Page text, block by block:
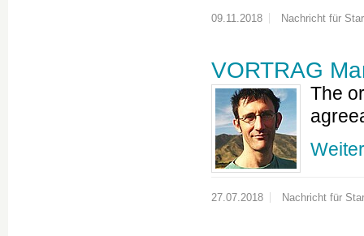
09.11.2018 Nachricht für
VORTRAG
The
27.07.2018 Nachricht für